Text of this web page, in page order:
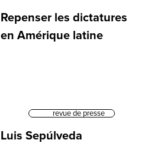
Repenser les dictatures
en Amérique latine
revue de presse
Luis Sepúlveda